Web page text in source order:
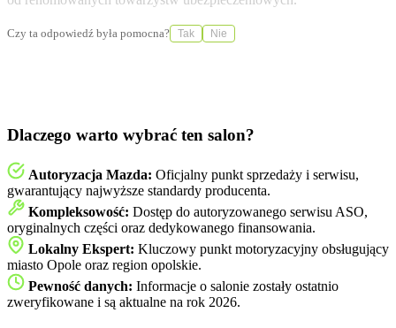
Czy ta odpowiedź była pomocna? Tak Nie
Dlaczego warto wybrać ten salon?
Autoryzacja Mazda: Oficjalny punkt sprzedaży i serwisu,
gwarantujący najwyższe standardy producenta.
Kompleksowość: Dostęp do autoryzowanego serwisu ASO,
oryginalnych części oraz dedykowanego finansowania.
Lokalny Ekspert: Kluczowy punkt motoryzacyjny obsługujący
miasto Opole oraz region opolskie.
Pewność danych: Informacje o salonie zostały ostatnio
zweryfikowane i są aktualne na rok 2026.